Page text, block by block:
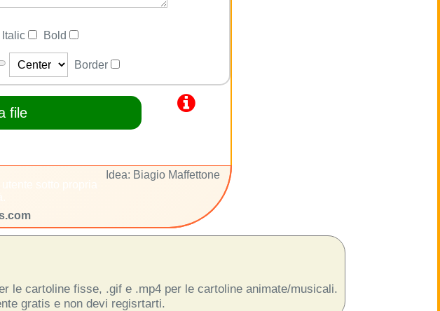
Italic Bold
Border
file
Idea: Biagio Maffettone
le cartoline fisse, .gif e .mp4 per le cartoline animate/musicali.
gratis e non devi regisrtarti.